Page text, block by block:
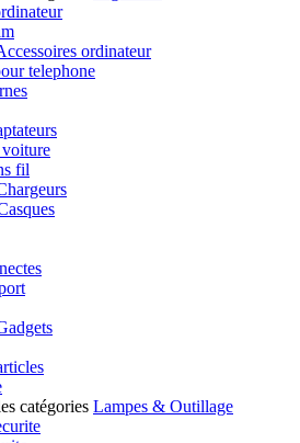
ordinateur
telephone
voiture
fil
catégories Lampes & Outillage